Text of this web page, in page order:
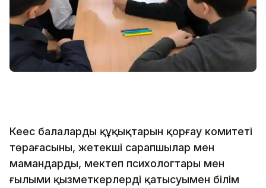
Кеңес балалардың құқықтарын қорғау комитеті
төрағасының, жетекші сарапшылар мен
мамандардың, мектеп психологтары мен
ғылыми қызметкерлердің қатысуымен білім